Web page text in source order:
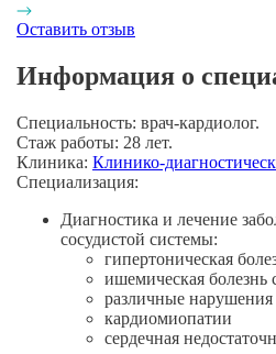
Оставить отзыв
Информация о
Специальность: врач-кардиолог.
Стаж работы: 28 лет.
Клиника: Клинико-
Специализация:
Диагностика и лечение
сосудистой системы:
гипертоническая
ишемическая болезнь
различные
кардиомиопатии
сердечная